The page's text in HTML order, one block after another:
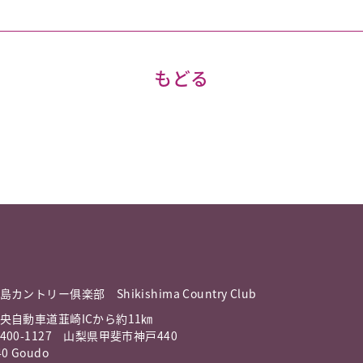
もどる
カントリー俱楽部 Shikishima Country Club
自動車道韮崎ICから約11㎞
1127 山梨県甲斐市神戸440
Goudo